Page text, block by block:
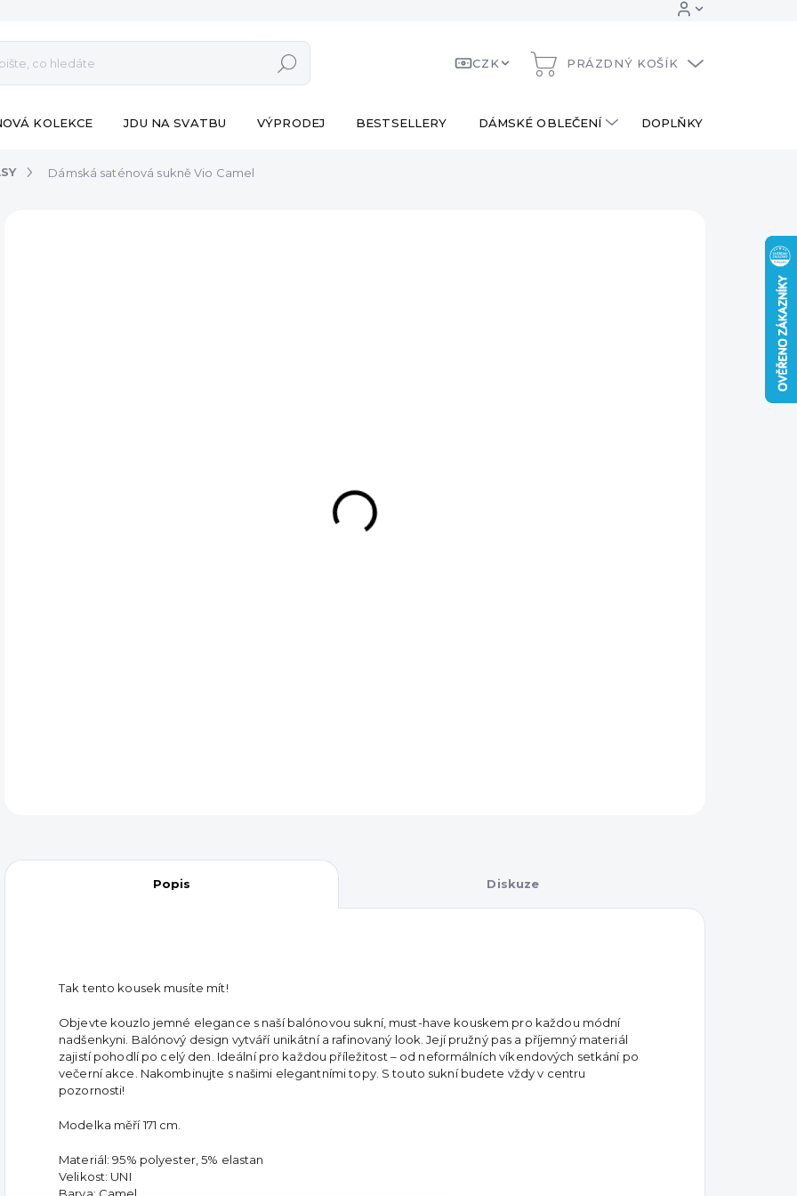
Hledat
CZK
NÁKUPNÍ
PRÁZDNÝ KOŠÍK
KOLEKCE JDU NA SVATBU VÝPRODEJ BESTSELLERY DÁMSKÉ OBLEČENÍ DOPLŇKY
Dámská saténová sukně Vio Camel
Popis Diskuze
Tak tento kousek musíte mít!
Objevte kouzlo jemné elegance s naší balónovou sukní, must-have kouskem pro každou módní
nadšenkyni. Balónový design vytváří unikátní a rafinovaný look. Její pružný pas a příjemný materiál
zajistí pohodlí po celý den. Ideální pro každou příležitost – od neformálních víkendových setkání po
večerní akce. Nakombinujte s našimi elegantními topy. S touto sukní budete vždy v centru
pozornosti!
Modelka měří 171 cm.
Materiál: 95% polyester, 5% elastan
Velikost: UNI